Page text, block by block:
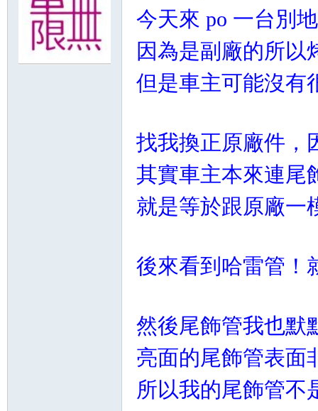
今天來 po 一台別
因為是副廠的所以
但是車主可能沒有
找我換正原廠件，
其實車主本來連尾
就是等於跟原廠一
後來看到哈雷管！
然後尾飾管我也默
亮面的尾飾管表面
所以我的尾飾管不